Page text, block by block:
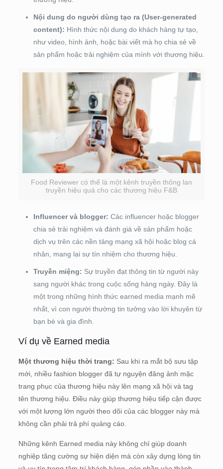
Nội dung do người dùng tạo ra (User-generated
content): Hình thức nội dung do khách hàng tự tạo,
như video, hình ảnh, hoặc bài viết mà họ chia sẻ về
sản phẩm hoặc trải nghiệm của mình với thương hiệu.
Food Reviewer có thể là một kênh truyền thông lan
truyền hiệu quả cho các thương hiệu F&B
Influencer và blogger: Các influencer hoặc blogger
chia sẻ trải nghiệm và đánh giá về sản phẩm hoặc
dịch vụ trên các nền tảng mạng xã hội hoặc blog cá
nhân, mang lại sự tín nhiệm cho thương hiệu.
Truyền miệng: Sự truyền đạt thông tin từ người này
sang người khác trong cuộc sống hàng ngày. Đây là
một trong những hình thức earned media mạnh mẽ
nhất, vì con người thường tin tưởng vào lời khuyên từ
bạn bè và gia đình.
Ví dụ về Earned media
Một thương hiệu thời trang: Sau khi ra mắt bộ sưu tập
mới, nhiều fashion blogger đã tự nguyện đăng ảnh mặc
trang phục của thương hiệu này lên mạng xã hội và tag
tên thương hiệu. Điều này giúp thương hiệu tiếp cận được
với một lượng lớn người theo dõi của các blogger này mà
không cần phải trả phí quảng cáo.
Những kênh Earned media này không chỉ giúp doanh
nghiệp tăng cường sự hiện diện mà còn xây dựng lòng tin